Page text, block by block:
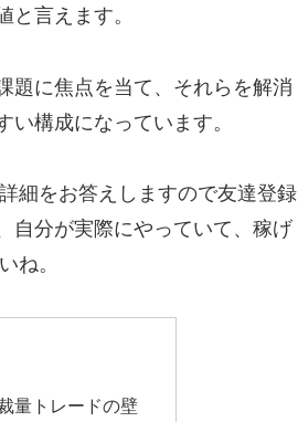
言えます。
題に焦点を当て、それらを解消
構成になっています。
詳細をお答えしますので友達登録
自分が実際にやっていて、稼げ
ね。
量トレードの壁